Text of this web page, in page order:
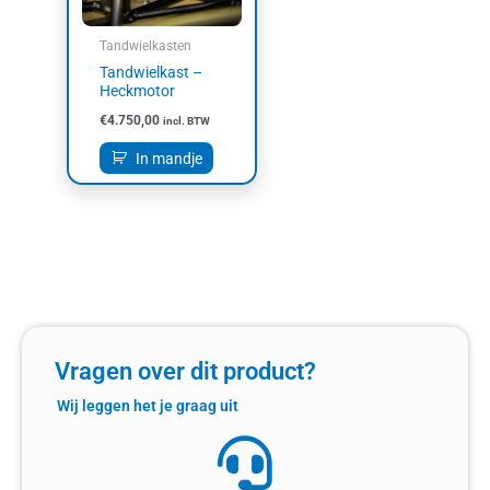
Tandwielkasten
Tandwielkast –
Heckmotor
€4.750,00 incl. BTW
In mandje
Vragen over dit product?
Wij leggen het je graag uit